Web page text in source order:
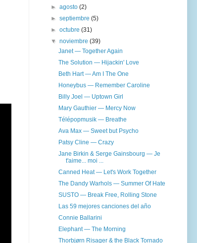
►agosto(2)
►septiembre(5)
►octubre(31)
▼noviembre(39)
Janet — Together Again
The Solution — Hijackin' Love
Beth Hart — Am I The One
Honeybus — Remember Caroline
Billy Joel — Uptown Girl
Mary Gauthier — Mercy Now
Télépopmusik — Breathe
Ava Max — Sweet but Psycho
Patsy Cline — Crazy
Jane Birkin & Serge Gainsbourg — Je
t'aime... moi ...
Canned Heat — Let's Work Together
The Dandy Warhols — Summer Of Hate
SUSTO — Break Free, Rolling Stone
Las 59 mejores canciones del año
Connie Ballarini
Elephant — The Morning
Thorbjørn Risager & the Black Tornado